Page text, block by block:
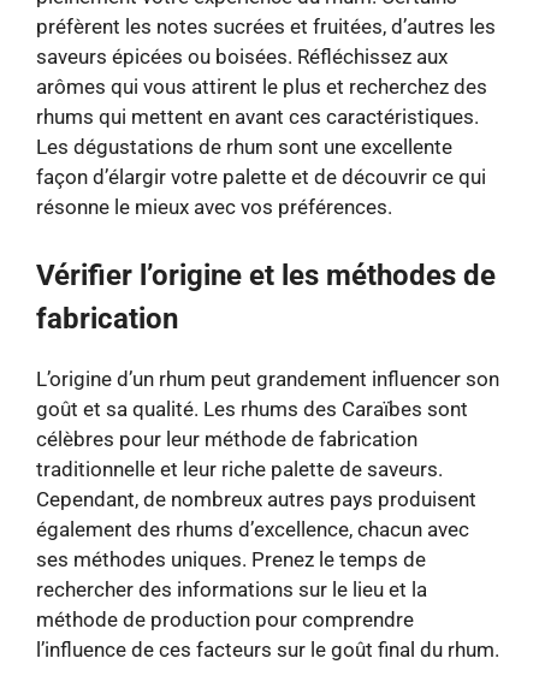
préfèrent les notes sucrées et fruitées, d’autres les
saveurs épicées ou boisées. Réfléchissez aux
arômes qui vous attirent le plus et recherchez des
rhums qui mettent en avant ces caractéristiques.
Les dégustations de rhum sont une excellente
façon d’élargir votre palette et de découvrir ce qui
résonne le mieux avec vos préférences.
Vérifier l’origine et les méthodes de
fabrication
L’origine d’un rhum peut grandement influencer son
goût et sa qualité. Les rhums des Caraïbes sont
célèbres pour leur méthode de fabrication
traditionnelle et leur riche palette de saveurs.
Cependant, de nombreux autres pays produisent
également des rhums d’excellence, chacun avec
ses méthodes uniques. Prenez le temps de
rechercher des informations sur le lieu et la
méthode de production pour comprendre
l’influence de ces facteurs sur le goût final du rhum.